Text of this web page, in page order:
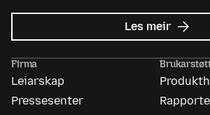
Les meir om
Firma
Leiarskap
Pressesenter